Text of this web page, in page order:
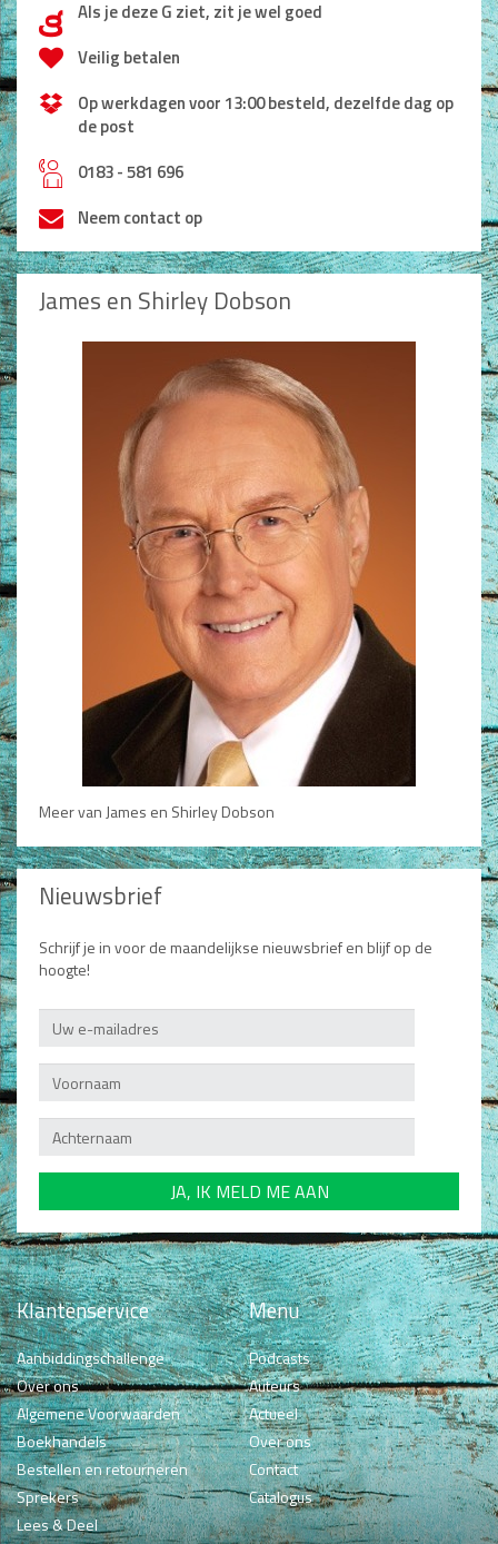
dAls je deze G ziet, zit je wel goed
Veilig betalen
Op werkdagen voor 13:00 besteld, dezelfde dag op
de post
h0183 - 581 696
Neem contact op
James en Shirley Dobson
Meer van James en Shirley Dobson
Nieuwsbrief
Schrijf je in voor de maandelijkse nieuwsbrief en blijf op de
hoogte!
Klantenservice
Aanbiddingschallenge
Over ons
Algemene Voorwaarden
Boekhandels
Bestellen en retourneren
Sprekers
Lees & Deel
Menu
Podcasts
Auteurs
Actueel
Over ons
Contact
Catalogus